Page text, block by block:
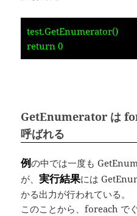
test.GetEnumerator()
return 0
GetEnumerator は
呼ばれる
例の中では一度も
が、実行結果には
かる出力が行われている。
このことから、foreach で